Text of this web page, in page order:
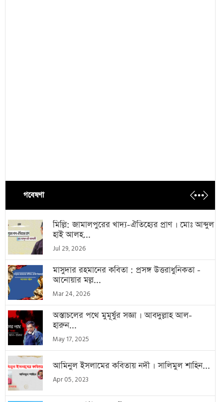
গবেষণা
মিল্লি: জামালপুরের খাদ্য-ঐতিহ্যের প্রাণ । মোঃ আব্দুল
হাই আলহ...
Jul 29, 2026
মাসুদার রহমানের কবিতা : প্রসঙ্গ উত্তরাধুনিকতা -
আনোয়ার মল্ল...
Mar 24, 2026
অস্তাচলের পথে মুমূর্ষুর সজ্ঞা । আবদুল্লাহ আল-
হারুন...
May 17, 2025
আমিনুল ইসলামের কবিতায় নদী । সালিমুল শাহিন...
Apr 05, 2023